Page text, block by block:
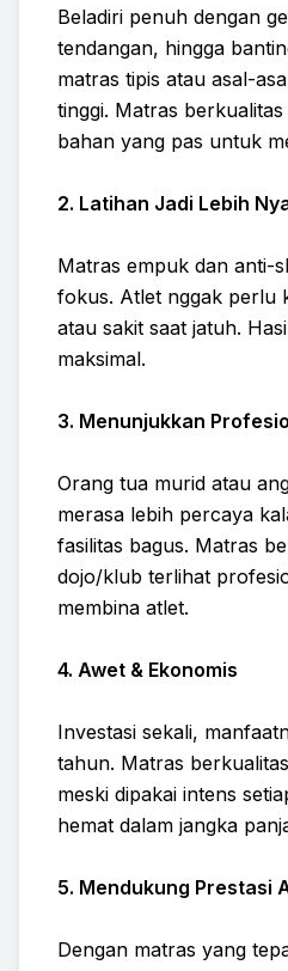
Beladiri penuh dengan
tendangan, hingga
matras tipis atau asal-
tinggi. Matras
bahan yang pas untuk
2. Latihan Jadi Lebih
Matras empuk dan anti-
fokus. Atlet nggak perlu
atau sakit saat jatuh.
maksimal.
3. Menunjukkan
Orang tua murid atau
merasa lebih percaya
fasilitas bagus. Matras
dojo/klub terlihat
membina atlet.
4. Awet & Ekonomis
Investasi sekali,
tahun. Matras
meski dipakai intens
hemat dalam jangka
5. Mendukung Prestasi
Dengan matras yang